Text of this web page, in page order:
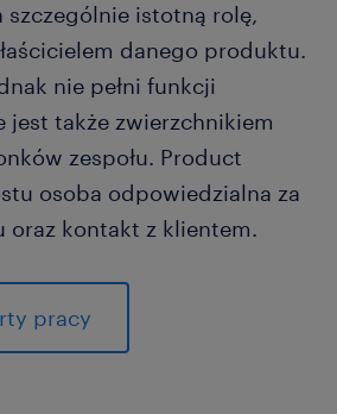
owner?
pracy jako product owner?
istotną rolę,
danego produktu.
nie pełni funkcji
jest także zwierzchnikiem
zespołu. Product
osoba odpowiedzialna za
oraz kontakt z klientem.
pracy